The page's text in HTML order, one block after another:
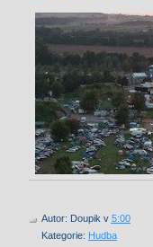
Autor: Doupik v 5:00
Kategorie: Hudba